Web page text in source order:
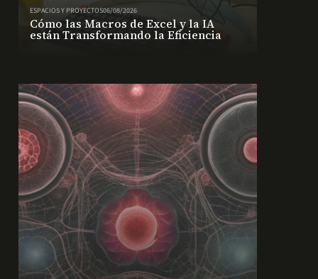
ESPACIOS Y PROYECTOS06/08/2026
Cómo las Macros de Excel y la IA
están Transformando la Eficiencia